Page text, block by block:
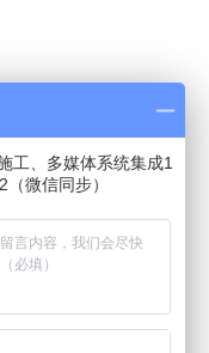
导览系统无法克服
字化展馆等展馆工
工、多媒体系统集成1
微信同步）